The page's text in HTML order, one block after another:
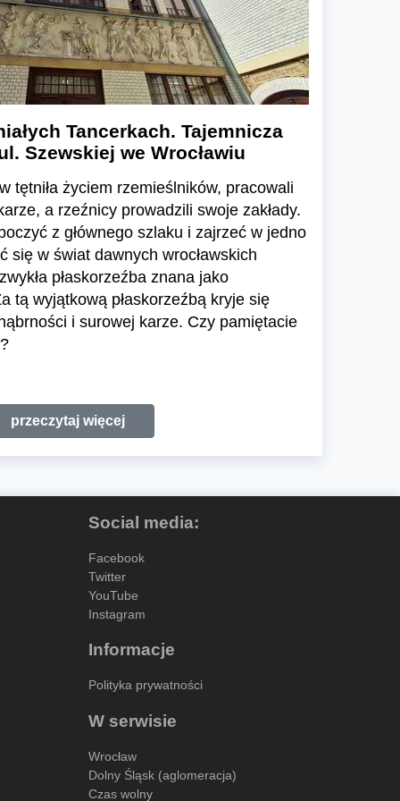
Tancerkach. Tajemnicza
Szewskiej we Wrocławiu
tętniła życiem rzemieślników, pracowali
a rzeźnicy prowadzili swoje zakłady.
z głównego szlaku i zajrzeć w jedno
się w świat dawnych wrocławskich
płaskorzeźba znana jako
tą wyjątkową płaskorzeźbą kryje się
i surowej karze. Czy pamiętacie
przeczytaj więcej
Social media:
Facebook
Twitter
YouTube
Instagram
Informacje
Polityka prywatności
W serwisie
Wrocław
Dolny Śląsk (aglomeracja)
Czas wolny